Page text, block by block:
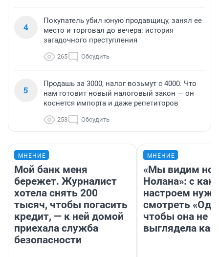
4
Покупатель убил юную продавщицу, занял ее
место и торговал до вечера: история
загадочного преступления
265 Обсудить
5
Продашь за 3000, налог возьмут с 4000. Что
нам готовит новый налоговый закон — он
коснется импорта и даже репетиторов
253 Обсудить
МНЕНИЕ
Мой банк меня
бережет. Журналист
хотела снять 200
тысяч, чтобы погасить
кредит, — к ней домой
приехала служба
безопасности
МНЕНИЕ
«Мы видим
Нолана»: с
настроем
смотреть
чтобы она не
выглядела как